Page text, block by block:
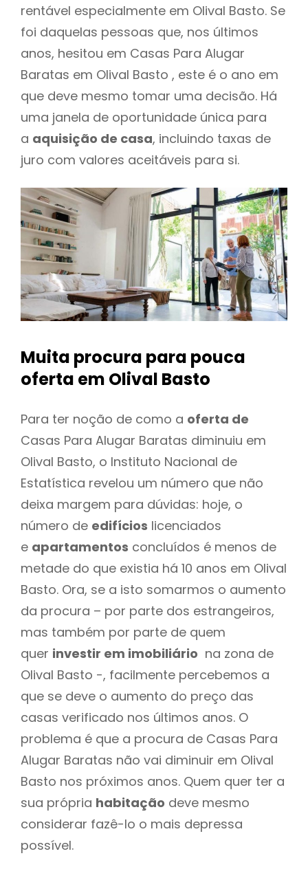
rentável especialmente em Olival Basto. Se
foi daquelas pessoas que, nos últimos
anos, hesitou em Casas Para Alugar
Baratas em Olival Basto , este é o ano em
que deve mesmo tomar uma decisão. Há
uma janela de oportunidade única para
a aquisição de casa, incluindo taxas de
juro com valores aceitáveis para si.
Muita procura para pouca
oferta em Olival Basto
Para ter noção de como a oferta de
Casas Para Alugar Baratas diminuiu em
Olival Basto, o Instituto Nacional de
Estatística revelou um número que não
deixa margem para dúvidas: hoje, o
número de edifícios licenciados
e apartamentos concluídos é menos de
metade do que existia há 10 anos em Olival
Basto. Ora, se a isto somarmos o aumento
da procura – por parte dos estrangeiros,
mas também por parte de quem
quer investir em imobiliário na zona de
Olival Basto -, facilmente percebemos a
que se deve o aumento do preço das
casas verificado nos últimos anos. O
problema é que a procura de Casas Para
Alugar Baratas não vai diminuir em Olival
Basto nos próximos anos. Quem quer ter a
sua própria habitação deve mesmo
considerar fazê-lo o mais depressa
possível.